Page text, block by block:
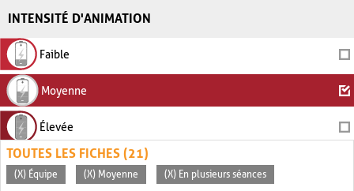
INTENSITÉ D'ANIMATION
Faible
Moyenne
Élevée
TOUTES LES FICHES (21)
(X) Équipe (X) Moyenne (X) En plusieurs séances